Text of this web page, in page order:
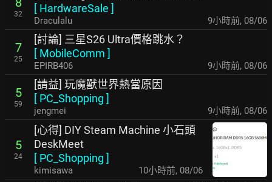
32
[ HardwareSale ]
Draculalu 9小時前, 08/06
7
25
[討論] 三星S26 Ultra價格跳水？
[ MobileComm ]
EPIRB406 9小時前, 08/06
5
59
[請益] 玩魔獸世界熱當原因
[ PC_Shopping ]
jengmei 9小時前, 08/06
5
24
[心得] DIY Steam Machine 小石頭
DeskMeet
[ PC_Shopping ]
kimisawa 10小時前, 08/06